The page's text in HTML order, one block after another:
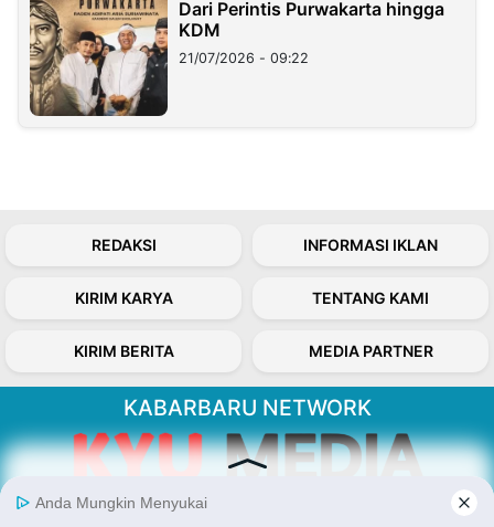
Dari Perintis Purwakarta hingga
KDM
21/07/2026 - 09:22
REDAKSI INFORMASI IKLAN
KIRIM KARYA TENTANG KAMI
KIRIM BERITA MEDIA PARTNER
KABARBARU NETWORK